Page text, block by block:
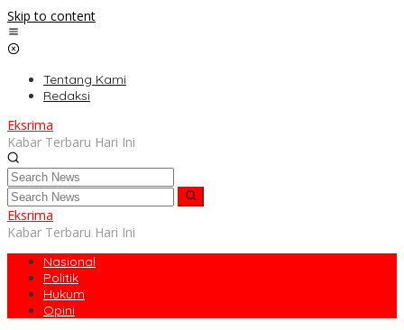
Skip to content
Tentang Kami
Redaksi
Eksrima
Kabar Terbaru Hari Ini
Eksrima
Kabar Terbaru Hari Ini
Nasional
Politik
Hukum
Opini